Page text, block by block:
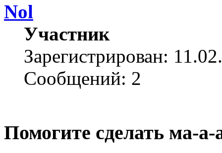
Nol
Участник
Зарегистрирован:
Сообщений: 2
Помогите сделать ма-а-